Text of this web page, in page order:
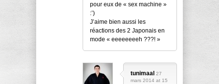
pour eux de « sex machine »
:’)
J’aime bien aussi les
réactions des 2 Japonais en
mode « eeeeeeeeh ???! »
tunimaal 27
mars 2014 at 15